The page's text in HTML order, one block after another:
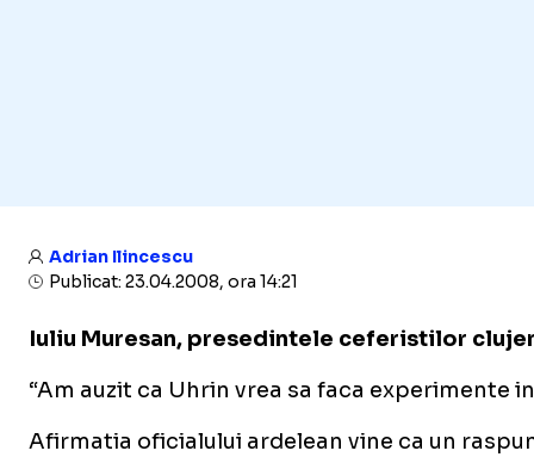
Adrian Ilincescu
Publicat: 23.04.2008, ora 14:21
Iuliu Muresan, presedintele ceferistilor
“Am auzit ca Uhrin vrea sa faca experimente
Afirmatia oficialului ardelean vine ca un